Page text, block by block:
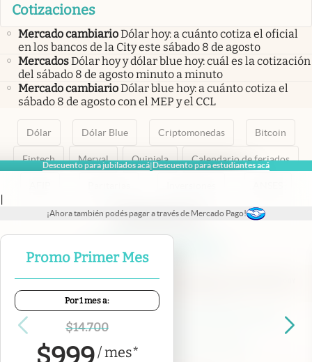
Descuento para jubilados acá|Descuento para estudiantes acá
|
¡Ahora también podés pagar a través de Mercado Pago!
Promo Primer Mes
Por 1 mes a:
$14.700
/mes*
Cotizaciones
Mercado cambiarioDólar hoy: a cuánto cotiza el oficial
en los bancos de la City este sábado 8 de agosto
MercadosDólar hoy y dólar blue hoy: cuál es la cotización
del sábado 8 de agosto minuto a minuto
Mercado cambiarioDólar blue hoy: a cuánto cotiza el
sábado 8 de agosto con el MEP y el CCL
Dólar Dólar Blue Criptomonedas Bitcoin
Fintech Merval Quiniela Calendario de feriados
abre en nueva pestaña
abre en nueva pestaña
abre en nueva pestaña
abre en nueva pestaña
abre en nueva pestaña
Portal de Proveedores